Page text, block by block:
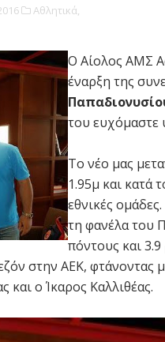
Αθλητικά,
Ο Αίολος ΑΜΣ
έναρξη της
του ευχόμαστε
Το νέο μας
1.95μ και κατά
εθνικές
τη φανέλα του
πόντους και
στην ΑΕΚ, φτάνοντας
και ο Ίκαρος Καλλιθέας.